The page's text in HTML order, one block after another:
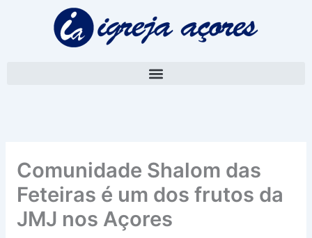
Comunidade Shalom das
Feteiras é um dos frutos da
JMJ nos Açores